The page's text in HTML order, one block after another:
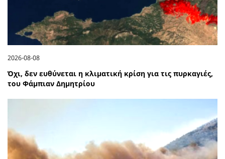
2026-08-08
Όχι, δεν ευθύνεται η κλιματική κρίση για τις πυρκαγιές,
του Φάμπιαν Δημητρίου